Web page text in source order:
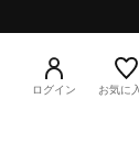
ログイン お気に